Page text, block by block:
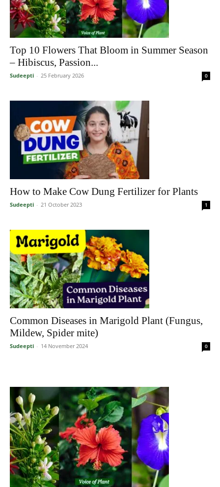
Top 10 Flowers That Bloom in Summer Season
– Hibiscus, Passion...
Sudeepti - 25 February 2026 0
How to Make Cow Dung Fertilizer for Plants
Sudeepti - 21 October 2023 1
Common Diseases in Marigold Plant (Fungus,
Mildew, Spider mite)
Sudeepti - 14 November 2024 0